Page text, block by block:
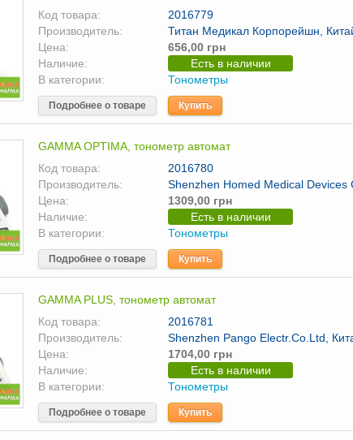
Код товара:
2016779
Производитель:
Титан Медикал Корпорейшн,
Цена:
656,00 грн
Наличие:
Есть в наличии
В категории:
Тонометры
Подробнее о товаре Купить
GAMMA OPTIMA, тонометр автомат
Код товара:
2016780
Производитель:
Shenzhen Homed Medical Devices
Цена:
1309,00 грн
Наличие:
Есть в наличии
В категории:
Тонометры
Подробнее о товаре Купить
GAMMA PLUS, тонометр автомат
Код товара:
2016781
Производитель:
Shenzhen Pango Electr.Co.Ltd,
Цена:
1704,00 грн
Наличие:
Есть в наличии
В категории:
Тонометры
Подробнее о товаре Купить